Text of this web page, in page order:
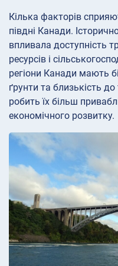
Кілька факторів
півдні Канади.
впливала доступність
ресурсів і
регіони Канади мають
ґрунти та близькість
робить їх більш
економічного розвитку.